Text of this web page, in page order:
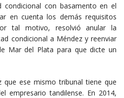
condicional con basamento en el
en cuenta los demás requisitos
tal motivo, resolvió anular la
condicional a Méndez y reenviar
Mar del Plata para que dicte un
que ese mismo tribunal tiene que
empresario tandilense. En 2014,